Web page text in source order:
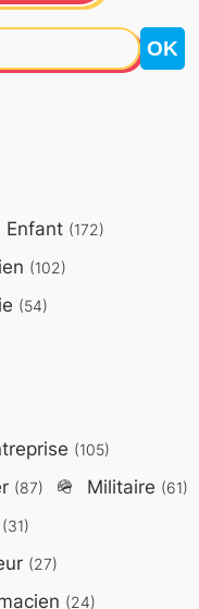
Enfant (172)
(102)
(54)
(105)
(87) 🪖 Militaire (61)
(31)
(27)
(24)